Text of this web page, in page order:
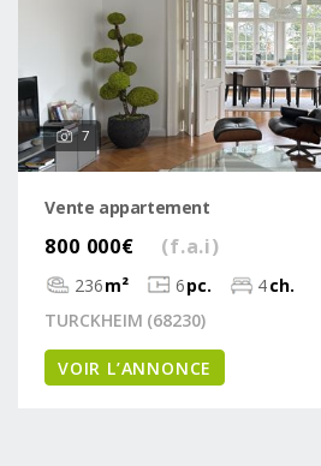
7
Vente appartement
800 000€ (f.a.i)
236m² 6pc. 4ch.
TURCKHEIM (68230)
VOIR L’ANNONCE